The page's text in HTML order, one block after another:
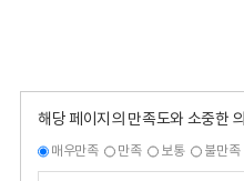
해당 페이지의 만족도와 소중한
매우만족 만족 보통 불만족